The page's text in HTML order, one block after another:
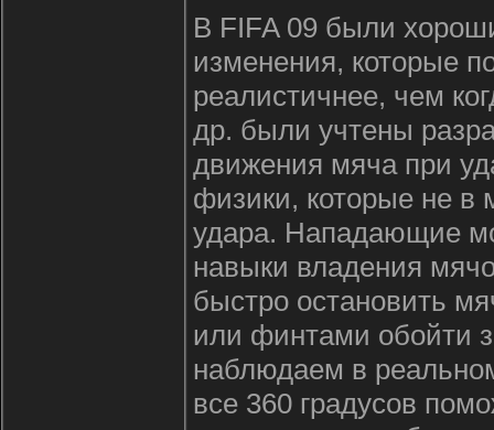
В FIFA 09 были
изменения, которые
реалистичнее, чем
др. были учтены
движения мяча при
физики, которые не в
удара. Нападающие
навыки владения
быстро остановить
или финтами обойти
наблюдаем в
все 360 градусов